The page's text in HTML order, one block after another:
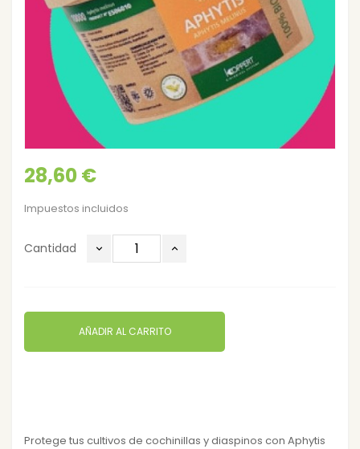
28,60 €
Impuestos incluidos
Cantidad
AÑADIR AL CARRITO
Protege tus cultivos de cochinillas y diaspinos con Aphytis